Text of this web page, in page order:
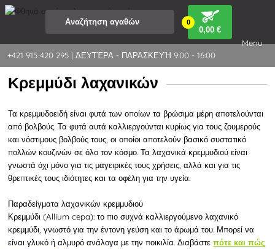
+421 915 420 295 | ΔΕΥΤΈΡΑ - ΠΑΡΑΣΚΕΥΉ 9:00 - 16:00
0
0,00 €
Menu
Κρεμμύδι λαχανικών
Τα κρεμμυδοειδή είναι φυτά των οποίων τα βρώσιμα μέρη αποτελούνται
από βολβούς. Τα φυτά αυτά καλλιεργούνται κυρίως για τους ζουμερούς
και νόστιμους βολβούς τους, οι οποίοι αποτελούν βασικό συστατικό
πολλών κουζινών σε όλο τον κόσμο. Τα λαχανικά κρεμμυδιού είναι
γνωστά όχι μόνο για τις μαγειρικές τους χρήσεις, αλλά και για τις
θρεπτικές τους ιδιότητες και τα οφέλη για την υγεία.
Παραδείγματα λαχανικών κρεμμυδιού
Κρεμμύδι (Allium cepa): το πιο συχνά καλλιεργούμενο λαχανικό
κρεμμύδι, γνωστό για την έντονη γεύση και το άρωμά του. Μπορεί να
είναι γλυκό ή αλμυρό ανάλογα με την ποικιλία. Διαβάστεπότε και πώς